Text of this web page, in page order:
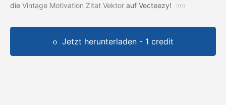
die Vintage Motivation Zitat Vektor auf Vecteezy!
Jetzt herunterladen - 1 credit